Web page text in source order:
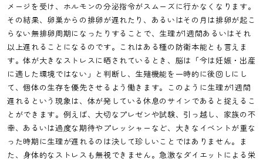
メージを受け、ホルモンの分泌指令がスムーズに行かなくなります。
その結果、卵巣からの排卵が遅れたり、あるいはその月は排卵が起こ
らない無排卵周期になったりすることで、生理が1週間あるいはそれ
以上遅れることになるのです。これはある種の防衛本能とも言えま
す。体が大きなストレスに晒されているとき、脳は「今は妊娠・出産
に適した環境ではない」と判断し、生殖機能を一時的に後回しにし
て、個体の生存を優先させるよう働きます。このように生理が1週間
遅れるという現象は、体が発している休息のサインであると捉えるこ
とができます。例えば、大切なプレゼンや試験、引っ越し、家族の不
幸、あるいは過度な期待やプレッシャーなど、大きなイベントが重な
った時期に生理が遅れるのは決して珍しいことではありません。ま
た、身体的なストレスも無視できません。急激なダイエットによる栄